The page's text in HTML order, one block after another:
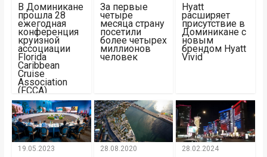
В Доминикане
прошла 28
ежегодная
конференция
круизной
ассоциации
Florida
Caribbean
Cruise
Association
(FCCA)
За первые
четыре
месяца страну
посетили
более четырех
миллионов
человек
Hyatt
расширяет
присутствие в
Доминикане с
новым
брендом Hyatt
Vivid
19.05.2023 28.08.2020 28.02.2024